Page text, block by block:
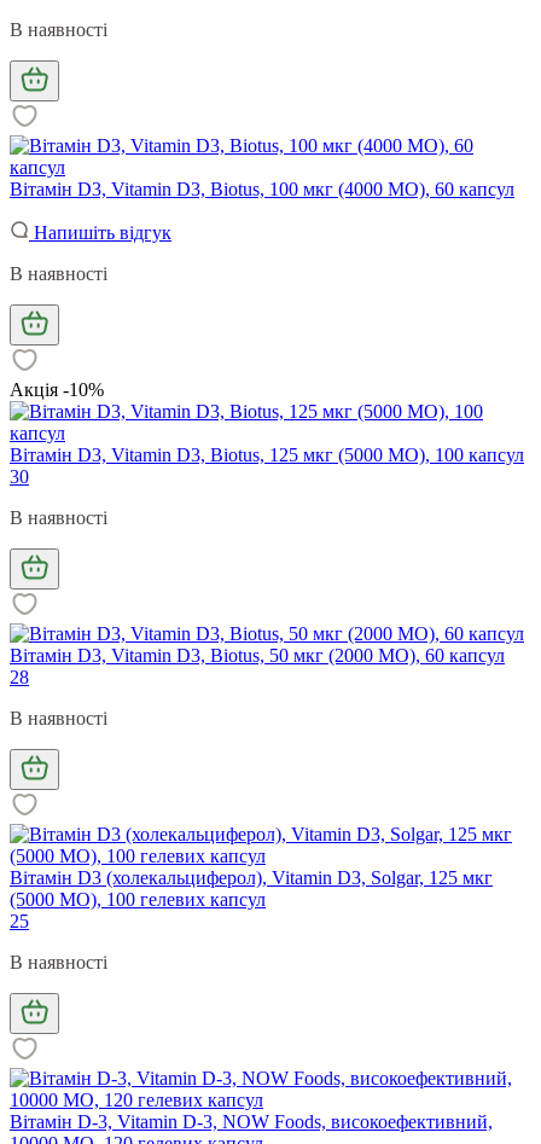
В наявності
Вітамін D3, Vitamin D3, Biotus, 100 мкг (4000 МО), 60 капсул
Напишіть відгук
В наявності
Акція -10%
Вітамін D3, Vitamin D3, Biotus, 125 мкг (5000 МО), 100 капсул
30
В наявності
Вітамін D3, Vitamin D3, Biotus, 50 мкг (2000 МО), 60 капсул
28
В наявності
Вітамін D3 (холекальциферол), Vitamin D3, Solgar, 125 мкг
(5000 МО), 100 гелевих капсул
25
В наявності
Вітамін D-3, Vitamin D-3, NOW Foods, високоефективний,